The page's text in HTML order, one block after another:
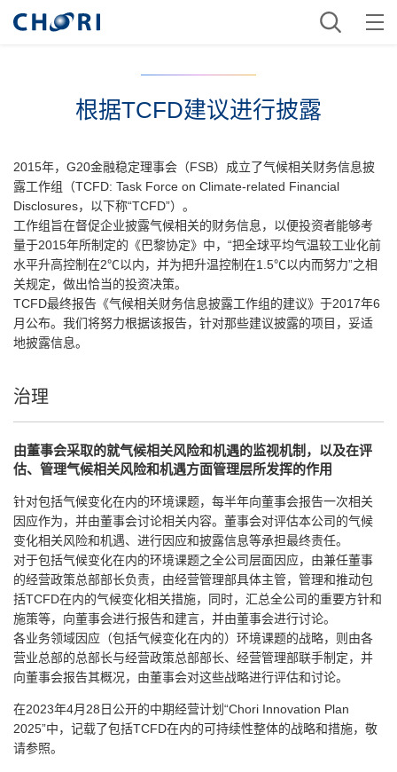
根据TCFD建议进行披露
2015年，G20金融稳定理事会（FSB）成立了气候相关财务信息披
露工作组（TCFD: Task Force on Climate-related Financial
Disclosures，以下称“TCFD”）。
工作组旨在督促企业披露气候相关的财务信息，以便投资者能够考
量于2015年所制定的《巴黎协定》中，“把全球平均气温较工业化前
水平升高控制在2℃以内，并为把升温控制在1.5℃以内而努力”之相
关规定，做出恰当的投资决策。
TCFD最终报告《气候相关财务信息披露工作组的建议》于2017年6
月公布。我们将努力根据该报告，针对那些建议披露的项目，妥适
地披露信息。
治理
由董事会采取的就气候相关风险和机遇的监视机制，以及在评
估、管理气候相关风险和机遇方面管理层所发挥的作用
针对包括气候变化在内的环境课题，每半年向董事会报告一次相关
因应作为，并由董事会讨论相关内容。董事会对评估本公司的气候
变化相关风险和机遇、进行因应和披露信息等承担最终责任。
对于包括气候变化在内的环境课题之全公司层面因应，由兼任董事
的经营政策总部部长负责，由经营管理部具体主管，管理和推动包
括TCFD在内的气候变化相关措施，同时，汇总全公司的重要方针和
施策等，向董事会进行报告和建言，并由董事会进行讨论。
各业务领域因应（包括气候变化在内的）环境课题的战略，则由各
营业总部的总部长与经营政策总部部长、经营管理部联手制定，并
向董事会报告其概况，由董事会对这些战略进行评估和讨论。
在2023年4月28日公开的中期经营计划“Chori Innovation Plan
2025”中，记载了包括TCFD在内的可持续性整体的战略和措施，敬
请参照。